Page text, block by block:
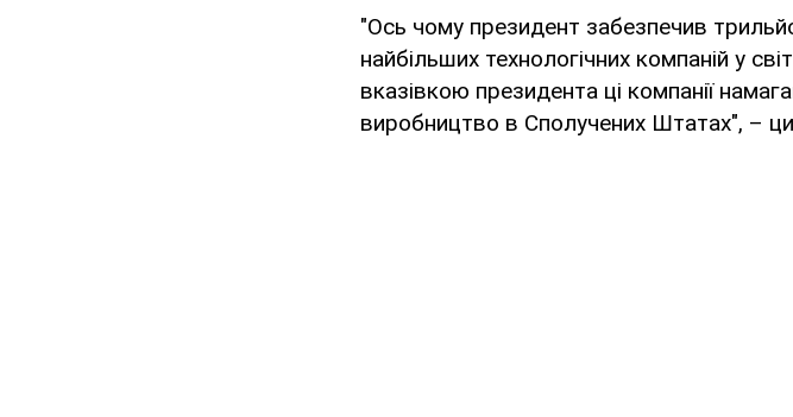
"Ось чому президент забезпечив
найбільших технологічних компаній у
вказівкою президента ці компанії
виробництво в Сполучених Штатах", –